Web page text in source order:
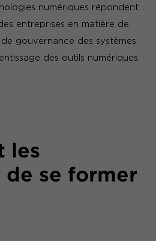
numériques répondent
entreprises en matière de
gouvernance des systèmes
des outils numériques.
les
de se former